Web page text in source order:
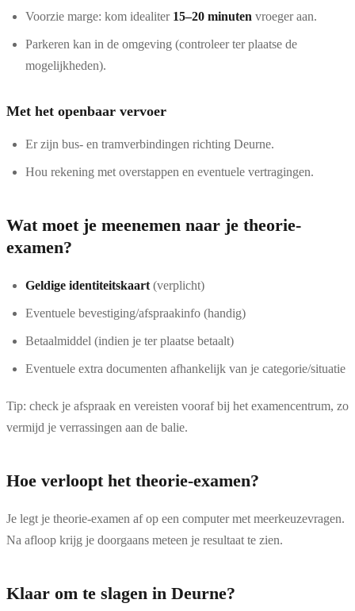
Voorzie marge: kom idealiter 15–20 minuten vroeger aan.
Parkeren kan in de omgeving (controleer ter plaatse de
mogelijkheden).
Met het openbaar vervoer
Er zijn bus- en tramverbindingen richting Deurne.
Hou rekening met overstappen en eventuele vertragingen.
Wat moet je meenemen naar je theorie-
examen?
Geldige identiteitskaart (verplicht)
Eventuele bevestiging/afspraakinfo (handig)
Betaalmiddel (indien je ter plaatse betaalt)
Eventuele extra documenten afhankelijk van je categorie/situatie
Tip: check je afspraak en vereisten vooraf bij het examencentrum, zo
vermijd je verrassingen aan de balie.
Hoe verloopt het theorie-examen?
Je legt je theorie-examen af op een computer met meerkeuzevragen.
Na afloop krijg je doorgaans meteen je resultaat te zien.
Klaar om te slagen in Deurne?